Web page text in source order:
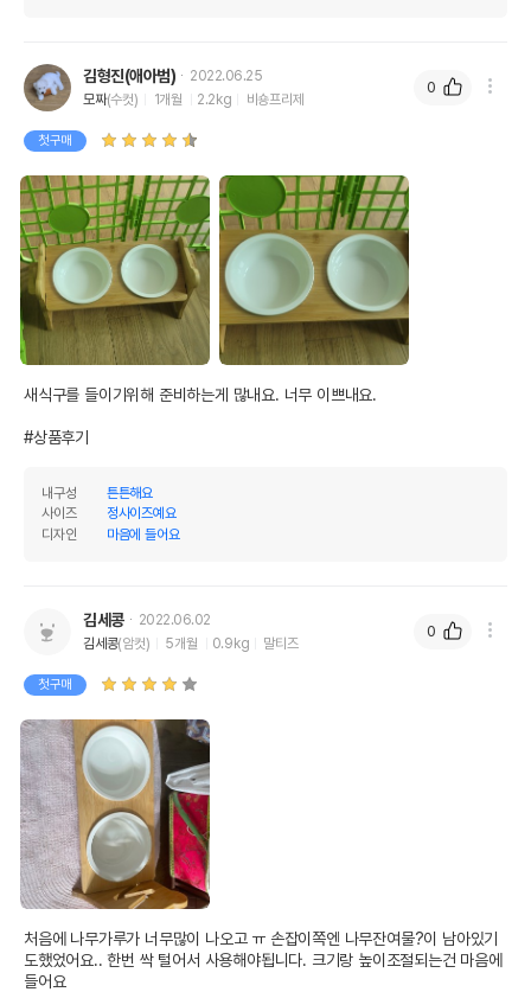
법에 의한 인증,허가 등을
받았음을 확인할수 있는
제조자,수입품의 경우
수입자를 함께 표기
EcopetCH
AS책임자와 전화번호
또는 소비자상담 관련
전화번호
유통기한
김형진(애아범)
2022.06.25
모짜(수컷) 1개월 2.2kg 비숑프리제
첫구매
새식구를 들이기위해 준비하는게 많내요. 너무 이쁘내요.
#상품후기
내구성
튼튼해요
사이즈
정사이즈예요
디자인
마음에 들어요
0
김세콩
2022.06.02
김세콩(암컷) 5개월 0.9kg 말티즈
첫구매
처음에 나무가루가 너무많이 나오고 ㅠ 손잡이쪽엔 나무잔여물?이 남아있기
도했었어요.. 한번 싹 털어서 사용해야됩니다. 크기랑 높이조절되는건 마음에
들어요
0